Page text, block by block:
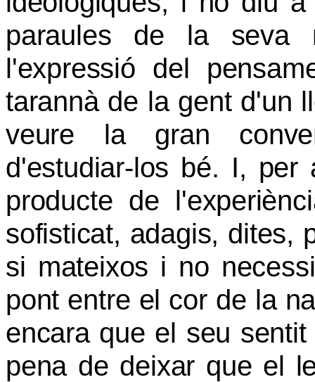
paraules de la seva
l'expressió del
tarannà de la gent d'un
veure la gran
d'estudiar-los bé. I, per
producte de
sofisticat, adagis, dites,
si mateixos i no
pont entre el cor de la
encara que el seu
pena de deixar que el